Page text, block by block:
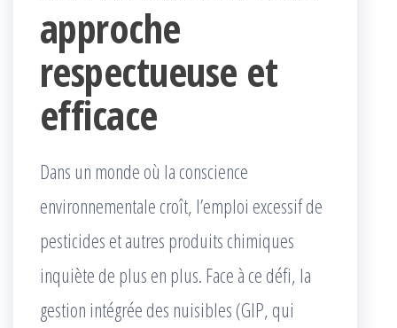
approche
respectueuse et
efficace
Dans un monde où la conscience
environnementale croît, l’emploi excessif de
pesticides et autres produits chimiques
inquiète de plus en plus. Face à ce défi, la
gestion intégrée des nuisibles (GIP, qui